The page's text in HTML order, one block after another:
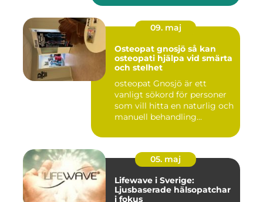
09. maj
Osteopat gnosjö så kan
osteopati hjälpa vid smärta
och stelhet
osteopat Gnosjö är ett
vanligt sökord för personer
som vill hitta en naturlig och
manuell behandling...
05. maj
Lifewave i Sverige:
Ljusbaserade hälsopatchar
i fokus